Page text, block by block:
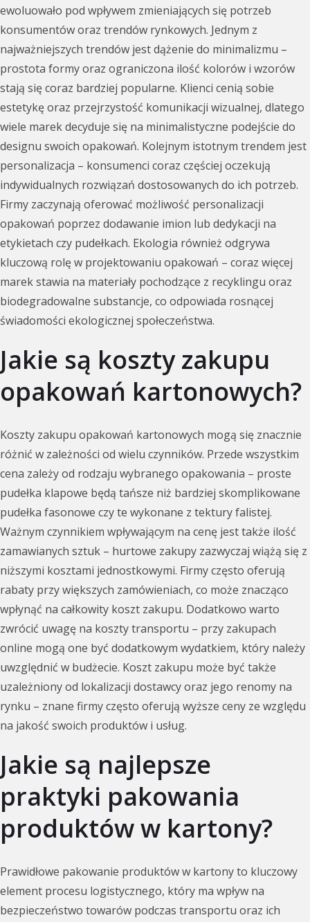
ewoluowało pod wpływem zmieniających się potrzeb
konsumentów oraz trendów rynkowych. Jednym z
najważniejszych trendów jest dążenie do minimalizmu –
prostota formy oraz ograniczona ilość kolorów i wzorów
stają się coraz bardziej popularne. Klienci cenią sobie
estetykę oraz przejrzystość komunikacji wizualnej, dlatego
wiele marek decyduje się na minimalistyczne podejście do
designu swoich opakowań. Kolejnym istotnym trendem jest
personalizacja – konsumenci coraz częściej oczekują
indywidualnych rozwiązań dostosowanych do ich potrzeb.
Firmy zaczynają oferować możliwość personalizacji
opakowań poprzez dodawanie imion lub dedykacji na
etykietach czy pudełkach. Ekologia również odgrywa
kluczową rolę w projektowaniu opakowań – coraz więcej
marek stawia na materiały pochodzące z recyklingu oraz
biodegradowalne substancje, co odpowiada rosnącej
świadomości ekologicznej społeczeństwa.
Jakie są koszty zakupu
opakowań kartonowych?
Koszty zakupu opakowań kartonowych mogą się znacznie
różnić w zależności od wielu czynników. Przede wszystkim
cena zależy od rodzaju wybranego opakowania – proste
pudełka klapowe będą tańsze niż bardziej skomplikowane
pudełka fasonowe czy te wykonane z tektury falistej.
Ważnym czynnikiem wpływającym na cenę jest także ilość
zamawianych sztuk – hurtowe zakupy zazwyczaj wiążą się z
niższymi kosztami jednostkowymi. Firmy często oferują
rabaty przy większych zamówieniach, co może znacząco
wpłynąć na całkowity koszt zakupu. Dodatkowo warto
zwrócić uwagę na koszty transportu – przy zakupach
online mogą one być dodatkowym wydatkiem, który należy
uwzględnić w budżecie. Koszt zakupu może być także
uzależniony od lokalizacji dostawcy oraz jego renomy na
rynku – znane firmy często oferują wyższe ceny ze względu
na jakość swoich produktów i usług.
Jakie są najlepsze
praktyki pakowania
produktów w kartony?
Prawidłowe pakowanie produktów w kartony to kluczowy
element procesu logistycznego, który ma wpływ na
bezpieczeństwo towarów podczas transportu oraz ich